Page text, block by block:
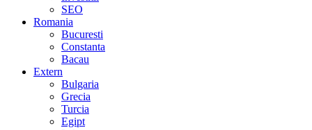
SEO
Romania
Bucuresti
Constanta
Bacau
Extern
Bulgaria
Grecia
Turcia
Egipt